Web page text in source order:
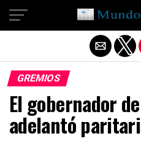
GREMIOS
El gobernador
adelantó
Salir de la